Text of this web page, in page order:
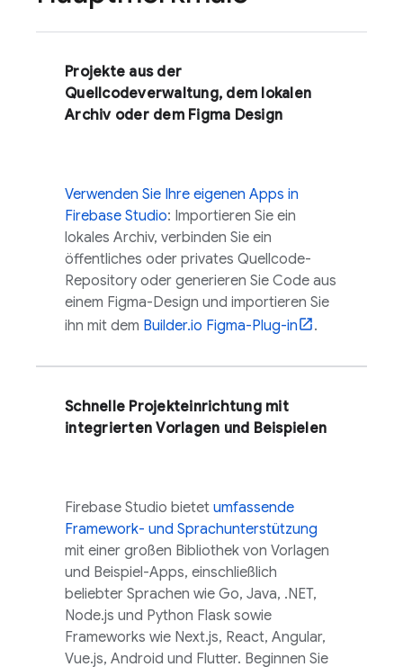
Projekte aus der
Quellcodeverwaltung, dem lokalen
Archiv oder dem Figma Design
Verwenden Sie Ihre eigenen Apps in
Firebase Studio: Importieren Sie ein
lokales Archiv, verbinden Sie ein
öffentliches oder privates Quellcode-
Repository oder generieren Sie Code aus
einem Figma-Design und importieren Sie
ihn mit dem Builder.io Figma-Plug-in .
Schnelle Projekteinrichtung mit
integrierten Vorlagen und Beispielen
Firebase Studio bietet umfassende
Framework- und Sprachunterstützung
mit einer großen Bibliothek von Vorlagen
und Beispiel-Apps, einschließlich
beliebter Sprachen wie Go, Java, .NET,
Node.js und Python Flask sowie
Frameworks wie Next.js, React, Angular,
Vue.js, Android und Flutter. Beginnen Sie